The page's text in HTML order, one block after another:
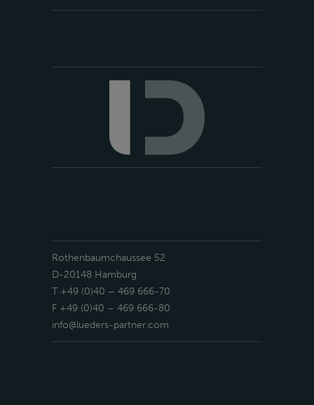
Rothenbaumchaussee 52
D-20148 Hamburg
T +49 (0)40 – 469 666-70
F +49 (0)40 – 469 666-80
info@lueders-partner.com